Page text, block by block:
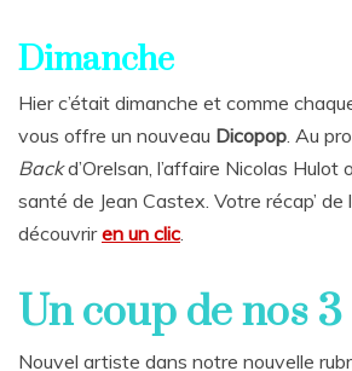
Dimanche
Hier c’était dimanche et comme
vous offre un nouveau Dicopop . Au
Backd’Orelsan, l’affaire Nicolas Hulot
santé de Jean Castex. Votre récap’ de
découvriren un clic
Un coup de nos
Nouvel artiste dans notre nouvelle